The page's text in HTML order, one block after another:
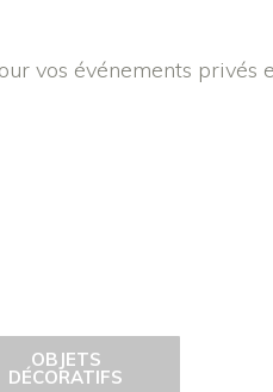
vos événements privés
OBJETS
DÉCORATIFS